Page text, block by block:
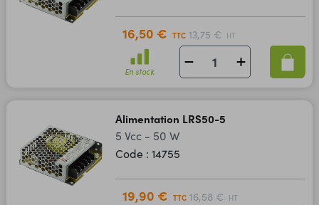
16,50 € TTC 13,75 € HT
En stock
Alimentation LRS50-5
5 Vcc - 50 W
Code : 14755
19,90 € TTC 16,58 € HT